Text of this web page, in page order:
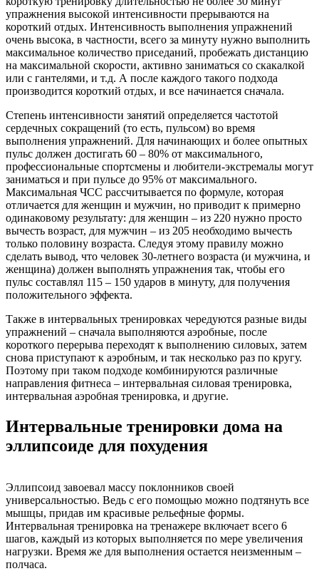
упражнения высокой интенсивности прерываются на
короткий отдых. Интенсивность выполнения упражнений
очень высока, в частности, всего за минуту нужно выполнить
максимальное количество приседаний, пробежать дистанцию
на максимальной скорости, активно заниматься со скакалкой
или с гантелями, и т.д. А после каждого такого подхода
производится короткий отдых, и все начинается сначала.
Степень интенсивности занятий определяется частотой
сердечных сокращений (то есть, пульсом) во время
выполнения упражнений. Для начинающих и более опытных
пульс должен достигать 60 – 80% от максимального,
профессиональные спортсмены и любители-экстремалы могут
заниматься и при пульсе до 95% от максимального.
Максимальная ЧСС рассчитывается по формуле, которая
отличается для женщин и мужчин, но приводит к примерно
одинаковому результату: для женщин – из 220 нужно просто
вычесть возраст, для мужчин – из 205 необходимо вычесть
только половину возраста. Следуя этому правилу можно
сделать вывод, что человек 30-летнего возраста (и мужчина, и
женщина) должен выполнять упражнения так, чтобы его
пульс составлял 115 – 150 ударов в минуту, для получения
положительного эффекта.
Также в интервальных тренировках чередуются разные виды
упражнений – сначала выполняются аэробные, после
короткого перерыва переходят к выполнению силовых, затем
снова приступают к аэробным, и так несколько раз по кругу.
Поэтому при таком подходе комбинируются различные
направления фитнеса – интервальная силовая тренировка,
интервальная аэробная тренировка, и другие.
Интервальные тренировки дома на
эллипсоиде для похудения
Эллипсоид завоевал массу поклонников своей
универсальностью. Ведь с его помощью можно подтянуть все
мышцы, придав им красивые рельефные формы.
Интервальная тренировка на тренажере включает всего 6
шагов, каждый из которых выполняется по мере увеличения
нагрузки. Время же для выполнения остается неизменным –
полчаса.